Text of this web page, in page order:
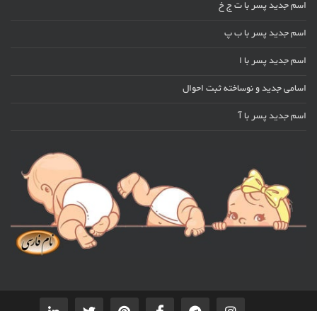
اسم جدید پسر با ت ج خ
اسم جدید پسر با ب پ
اسم جدید پسر با ا
اسامی جدید و نوساخته ثبت احوال
اسم جدید پسر با آ